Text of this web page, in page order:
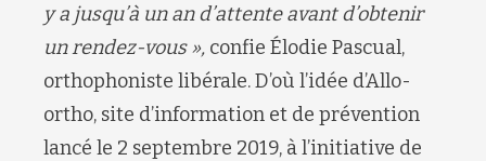
y a jusqu’à un an d’attente avant d’obtenir
un rendez-vous », confie Élodie Pascual,
orthophoniste libérale. D’où l’idée d’Allo-
ortho, site d’information et de prévention
lancé le 2 septembre 2019, à l’initiative de